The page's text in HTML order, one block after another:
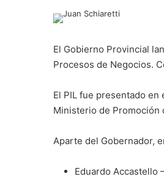
El Gobierno Provincial
Procesos de Negocios.
El PIL fue presentado
Ministerio de Promoción
Aparte del Gobernador,
Eduardo Accastello